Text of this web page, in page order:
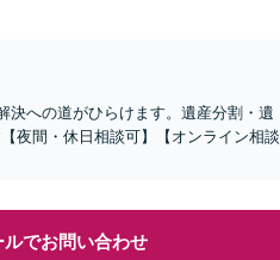
決への道がひらけます。遺産分割・遺
夜間・休日相談可】【オンライン相談
ルでお問い合わせ